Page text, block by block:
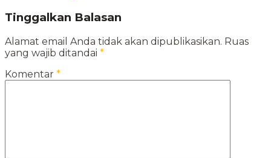
Tinggalkan Balasan
Alamat email Anda tidak akan dipublikasikan. Ruas
yang wajib ditandai *
Komentar *